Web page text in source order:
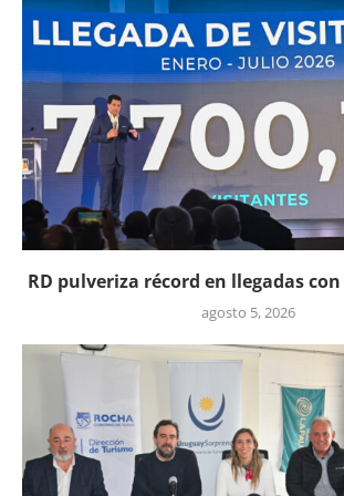
RD pulveriza récord en llegadas
agosto 5, 2026